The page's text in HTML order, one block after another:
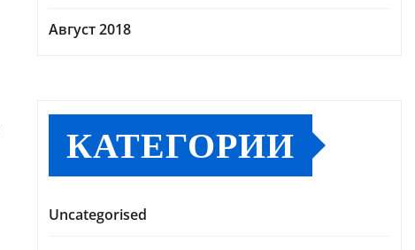
Август 2018
КАТЕГОРИИ
Uncategorised